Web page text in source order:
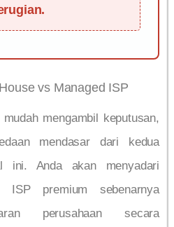
vs Managed ISP
mengambil keputusan,
mendasar dari kedua
ini. Anda akan menyadari
ISP premium sebenarnya
perusahaan secara